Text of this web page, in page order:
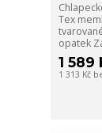
Tex
opatek
1 589
1 313 Kč